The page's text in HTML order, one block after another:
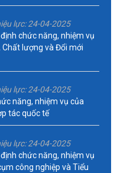
lực: 24-04-2025
chức năng, nhiệm vụ
Chất lượng và Đổi mới
lực: 24-04-2025
năng, nhiệm vụ của
tác quốc tế
lực: 24-04-2025
chức năng, nhiệm vụ
công nghiệp và Tiểu